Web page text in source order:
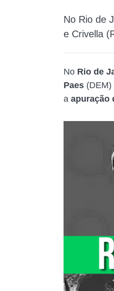
No Rio de
e Crivella
No Rio de
Paes
a apuração